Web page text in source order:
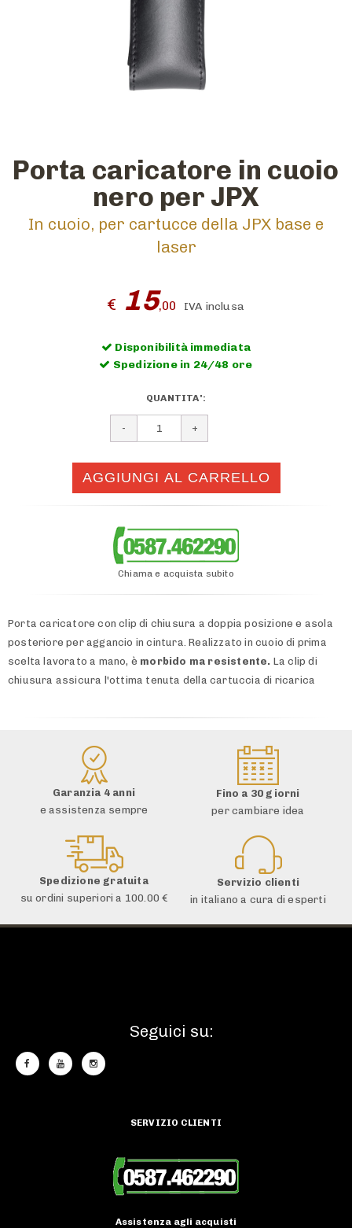
Porta caricatore in cuoio
nero per JPX
In cuoio, per cartucce della JPX base e
laser
€ 15,00 IVA inclusa
Disponibilità immediata
Spedizione in 24/48 ore
QUANTITA':
Chiama e acquista subito
Porta caricatore con clip di chiusura a doppia posizione e asola
posteriore per aggancio in cintura. Realizzato in cuoio di prima
scelta lavorato a mano, è morbido ma resistente. La clip di
chiusura assicura l'ottima tenuta della cartuccia di ricarica
Garanzia 4 anni
e assistenza sempre
Fino a 30 giorni
per cambiare idea
Spedizione gratuita
su ordini superiori a 100.00 €
Servizio clienti
in italiano a cura di esperti
Seguici su:
SERVIZIO CLIENTI
Assistenza agli acquisti